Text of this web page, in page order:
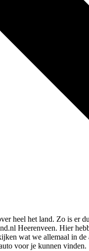
heel het land. Zo is er
Heerenveen. Hier
wat we allemaal in
voor je kunnen vinden.